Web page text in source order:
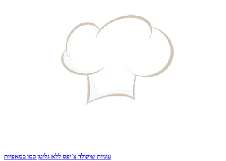
עוגיות שוקולד צ`יפס ללא גלוטן כמו במאפיות